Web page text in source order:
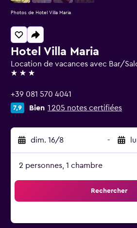
Hotel Villa Maria
Location de vacances avec Bar/
3 étoiles
+39 081 570 4041
7,9 Bien 1 205 notes certifiées
dim. 16/8 -
2 personnes, 1 chambre
Rechercher
Photos de Hotel Villa Maria